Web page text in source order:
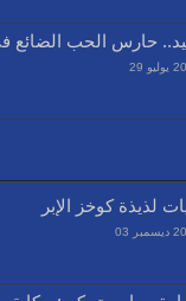
حارس الحب الضائع
29
لذيذة كوخز الإبر
03